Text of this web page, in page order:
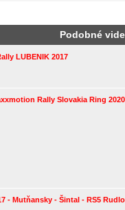
Podobné
LUBENIK 2017
Rally Slovakia Ring 2020
- Mutňansky - Šintal - RS5